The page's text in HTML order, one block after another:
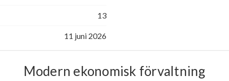
13
11 juni 2026
Modern ekonomisk förvaltning